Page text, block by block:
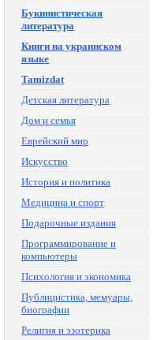
Букинистическая
литература
Книги на украинском
языке
Tamizdat
Детская литература
Дом и семья
Еврейский мир
Искусство
История и политика
Медицина и спорт
Подарочные издания
Программирование и
компьютеры
Психология и экономика
Публицистика, мемуары,
биографии
Религия и эзотерика